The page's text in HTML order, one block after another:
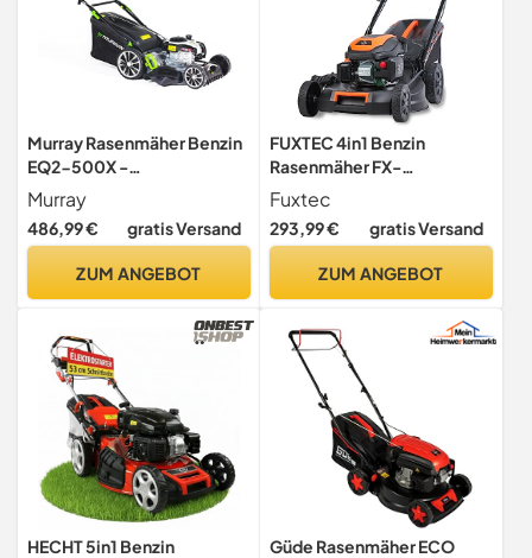
Murray Rasenmäher Benzin
EQ2-500X -
Selbstfahrender 4-in-1
Benzin-Rasenmäher, 51 cm
- 75L Grasfangkorb für
Rasenflächen -
Briggs & Stratton Motor
Murray
486,99 € gratis Versand
ZUM ANGEBOT
FUXTEC 4in1 Benzin
Rasenmäher FX-
RM5170PRO mit flexiblem
Antrieb, Seilzugstarter
Gartenmäher, 51 cm
Mäher, kugelgelagerte Big
Grasfangkorb
Fuxtec
293,99 € gratis Versand
ZUM ANGEBOT
HECHT 5in1 Benzin
Güde Rasenmäher ECO